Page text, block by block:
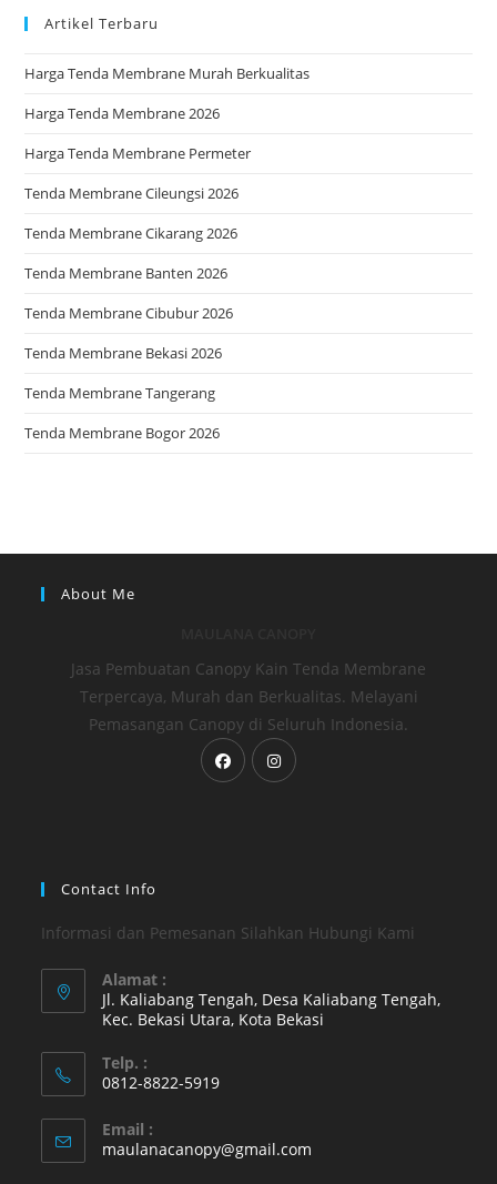
Artikel Terbaru
Harga Tenda Membrane Murah Berkualitas
Harga Tenda Membrane 2026
Harga Tenda Membrane Permeter
Tenda Membrane Cileungsi 2026
Tenda Membrane Cikarang 2026
Tenda Membrane Banten 2026
Tenda Membrane Cibubur 2026
Tenda Membrane Bekasi 2026
Tenda Membrane Tangerang
Tenda Membrane Bogor 2026
About Me
Jasa Pembuatan Canopy Kain Tenda Membrane
Terpercaya, Murah dan Berkualitas. Melayani
Pemasangan Canopy di Seluruh Indonesia.
Opens
in
Opens
Contact Info
Informasi dan Pemesanan Silahkan Hubungi Kami
Alamat :
Jl. Kaliabang Tengah, Desa Kaliabang Tengah,
Kec. Bekasi Utara, Kota Bekasi
in
new
tab
Telp. :
0812-8822-5919
in
your
Email :
maulanacanopy@gmail.com